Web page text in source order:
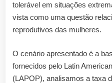
tolerável em situações
vista como uma questão
reprodutivos das mulheres.
O cenário apresentado é a
fornecidos pelo Latin
(LAPOP), analisamos a taxa